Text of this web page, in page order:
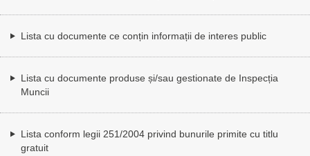
Lista cu documente ce conțin informații de interes public
Lista cu documente produse și/sau gestionate de Inspecția
Muncii
Lista conform legii 251/2004 privind bunurile primite cu titlu
gratuit